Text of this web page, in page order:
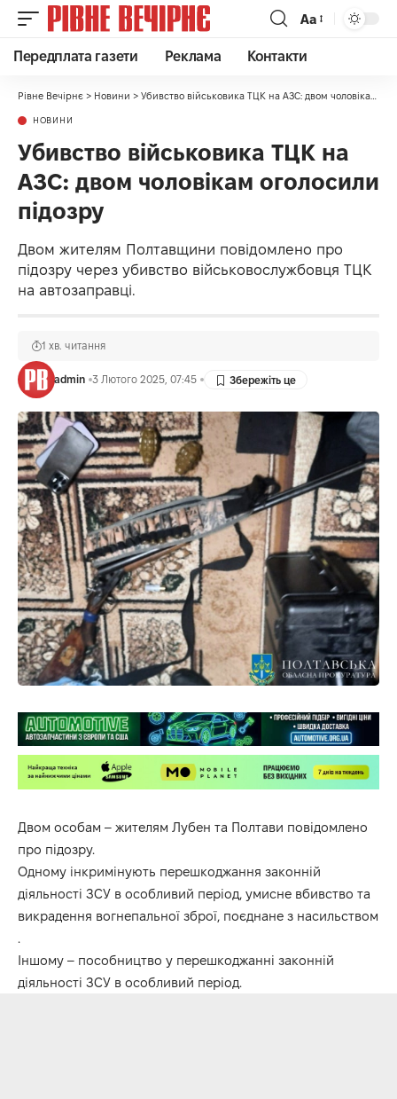
Аа
Передплата газети Реклама Контакти
Рівне Вечірнє > Новини > Убивство військовика ТЦК на АЗС: двом чоловікам оголосили підозру
НОВИНИ
Убивство військовика ТЦК на
АЗС: двом чоловікам оголосили
підозру
Двом жителям Полтавщини повідомлено про
підозру через убивство військовослужбовця ТЦК
на автозаправці.
admin 3 Лютого 2025, 07:45
1 хв. читання
Двом особам – жителям Лубен та Полтави повідомлено
про підозру.
Одному інкримінують перешкоджання законній
діяльності ЗСУ в особливий період, умисне вбивство та
викрадення вогнепальної зброї, поєднане з насильством
.
Іншому – пособництво у перешкоджанні законній
діяльності ЗСУ в особливий період.